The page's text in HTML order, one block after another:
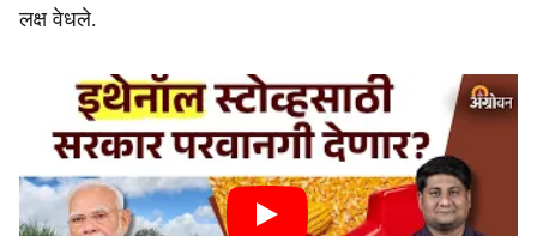
लक्ष वेधले.